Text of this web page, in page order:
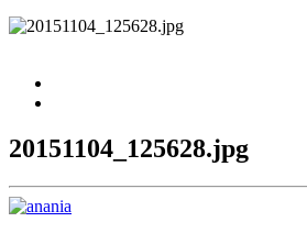
20151104_125628.jpg